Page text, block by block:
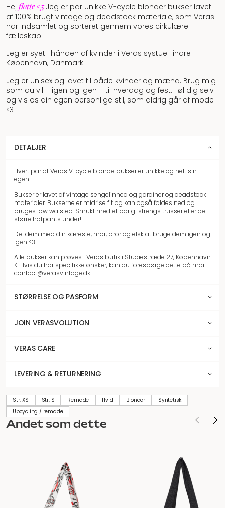
Hej flotte <3 Jeg er par unikke V-cycle blonder bukser lavet
af 100% brugt vintage og deadstock materiale, som Veras
har indsamlet og sorteret gennem vores cirkulære
fælleskab.
Jeg er syet i hånden af kvinder i Veras systue i indre
København, Danmark.
Jeg er unisex og lavet til både kvinder og mænd. Brug mig
som du vil – igen og igen – til hverdag og fest. Føl dig selv
og vis os din egen personlige stil, som aldrig går af mode
<3
DETALJER
Hvert par af Veras V-cycle blonde bukser er unikke og helt sin
egen.
Bukser er lavet af vintage sengelinned og gardiner og deadstock
materialer. Bukserne er midrise fit og kan også foldes ned og
bruges low waisted. Smukt med et par g-strengs trusser eller de
større hotpants under!
Del dem med din kæreste, mor, bror og elsk at bruge dem igen og
igen <3
Alle bukser kan prøves i Veras butik i Studiestræde 27, København
K. Hvis du har specifikke ønsker, kan du forespørge dette på mail:
contact@verasvintage.dk
STØRRELSE OG PASFORM
JOIN VERASVOLUTION
VERAS CARE
LEVERING & RETURNERING
Str. XS Str. S Remade Hvid Blonder
Syntetisk
Upcycling / remade
Andet som dette